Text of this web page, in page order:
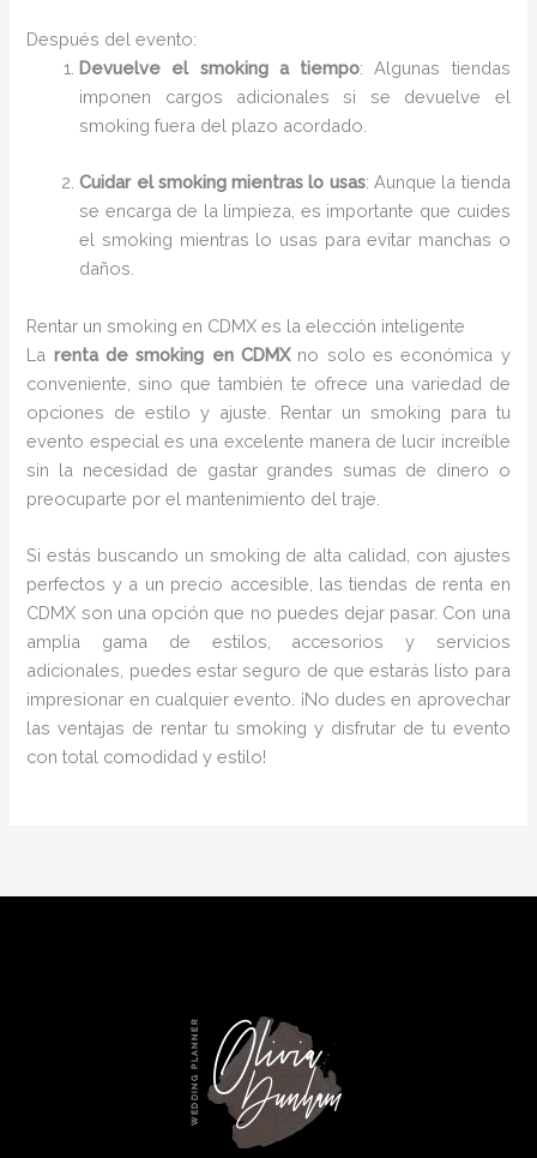
Después del evento:
Devuelve el smoking a tiempo: Algunas tiendas
imponen cargos adicionales si se devuelve el
smoking fuera del plazo acordado.
Cuidar el smoking mientras lo usas: Aunque la tienda
se encarga de la limpieza, es importante que cuides
el smoking mientras lo usas para evitar manchas o
daños.
Rentar un smoking en CDMX es la elección inteligente
La renta de smoking en CDMXno solo es económica y
conveniente, sino que también te ofrece una variedad de
opciones de estilo y ajuste. Rentar un smoking para tu
evento especial es una excelente manera de lucir increíble
sin la necesidad de gastar grandes sumas de dinero o
preocuparte por el mantenimiento del traje.
Si estás buscando un smoking de alta calidad, con ajustes
perfectos y a un precio accesible, las tiendas de renta en
CDMX son una opción que no puedes dejar pasar. Con una
amplia gama de estilos, accesorios y servicios
adicionales, puedes estar seguro de que estarás listo para
impresionar en cualquier evento. ¡No dudes en aprovechar
las ventajas de rentar tu smoking y disfrutar de tu evento
con total comodidad y estilo!